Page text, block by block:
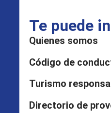
Te puede
Quienes somos
Código de
Turismo
Directorio de